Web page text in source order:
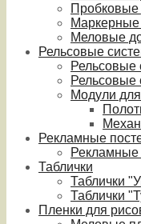
Пробковые
Маркерные
Меловые
Рельсовые
Рельсовые
Рельсовые
Модули
Рекламные
Рекламные
Таблички
Таблички
Таблички
Пленки для